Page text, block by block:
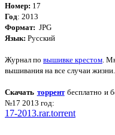
Номер: 17
Год: 2013
Формат: JPG
Язык: Русский
Журнал по вышивке крестом .
вышивания на все случаи жизни.
Скачать торрент бесплатно и
№17 2013 год:
17-2013.rar.torrent